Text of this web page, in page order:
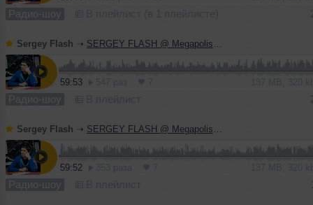
Радио-шоу
Sergey Flash ➝ SERGEY FLASH @ Megapolis FM (14 July 2013)
59:53
Радио-шоу
Sergey Flash ➝ SERGEY FLASH @ Megapolis FM (7 July 2013)
59:52
Радио-шоу